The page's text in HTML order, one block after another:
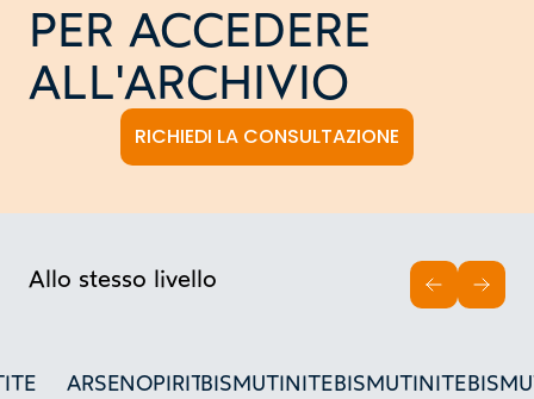
PER ACCEDERE
ALL'ARCHIVIO
RICHIEDI LA CONSULTAZIONE
Allo stesso livello
ARSENOPIRITEBISMUTINITEBISMUTINITE
INDIETRO